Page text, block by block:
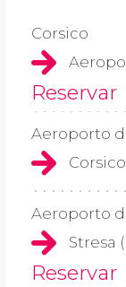
Corsico
Reservar
Aeroporto
Corsico
Aeroporto
Stresa
Reservar